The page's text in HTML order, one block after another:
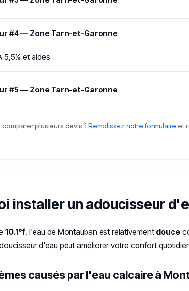
#4 — Zone Tarn-et-Garonne
5,5% et aides
#5 — Zone Tarn-et-Garonne
comparer plusieurs devis ? Remplissez notre formulaire et
installer un adoucisseur
10.1°f , l'eau de Montauban est relativement douce
d'eau peut améliorer votre confort
causés par l'eau calcaire à